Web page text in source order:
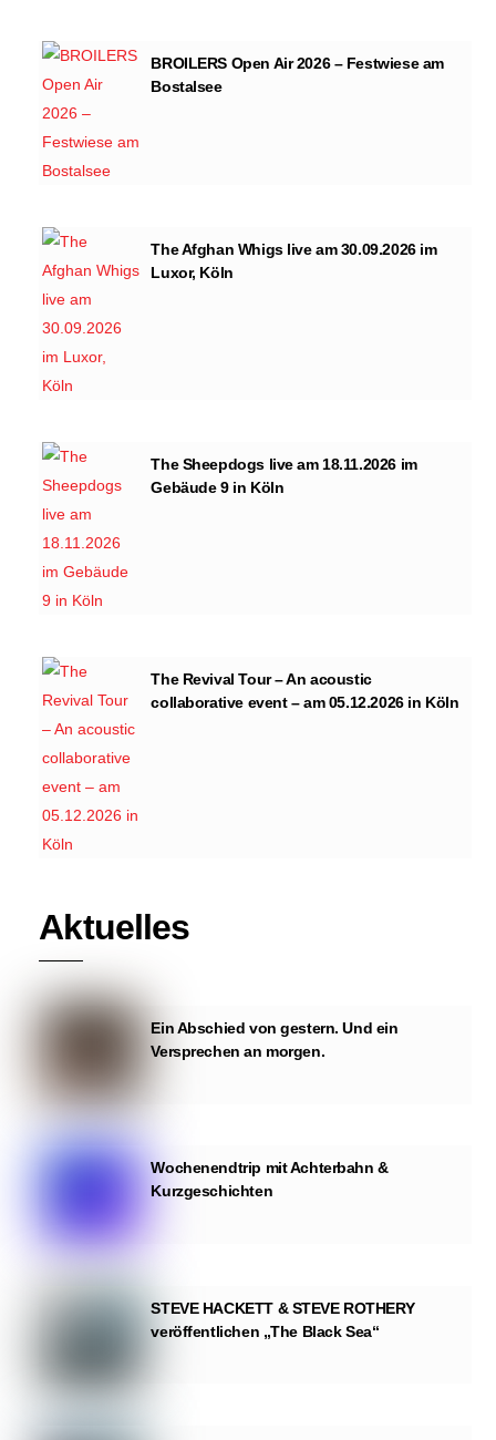
BROILERS Open Air 2026 – Festwiese am
Bostalsee
The Afghan Whigs live am 30.09.2026 im
Luxor, Köln
The Sheepdogs live am 18.11.2026 im
Gebäude 9 in Köln
The Revival Tour – An acoustic
collaborative event – am 05.12.2026 in Köln
Aktuelles
Ein Abschied von gestern. Und ein
Versprechen an morgen.
Wochenendtrip mit Achterbahn &
Kurzgeschichten
STEVE HACKETT & STEVE ROTHERY
veröffentlichen „The Black Sea“